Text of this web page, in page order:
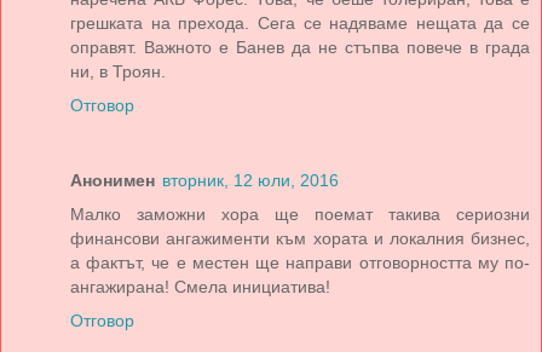
грешката на прехода. Сега се надяваме нещата да се
оправят. Важното е Банев да не стъпва повече в града
ни, в Троян.
Отговор
Анонимен вторник, 12 юли, 2016
Малко заможни хора ще поемат такива сериозни
финансови ангажименти към хората и локалния бизнес,
а фактът, че е местен ще направи отговорността му по-
ангажирана! Смела инициатива!
Отговор